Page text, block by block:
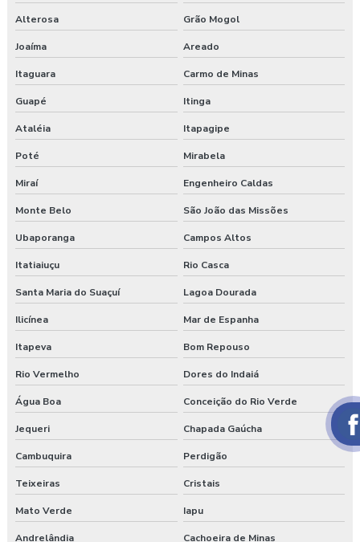
Alterosa Grão Mogol
Joaíma Areado
Itaguara Carmo de Minas
Guapé Itinga
Ataléia Itapagipe
Poté Mirabela
Miraí Engenheiro Caldas
Monte Belo São João das Missões
Ubaporanga Campos Altos
Itatiaiuçu Rio Casca
Santa Maria do Suaçuí Lagoa Dourada
Ilicínea Mar de Espanha
Itapeva Bom Repouso
Rio Vermelho Dores do Indaiá
Água Boa Conceição do Rio Verde
Jequeri Chapada Gaúcha
Cambuquira Perdigão
Teixeiras Cristais
Mato Verde Iapu
Andrelândia Cachoeira de Minas